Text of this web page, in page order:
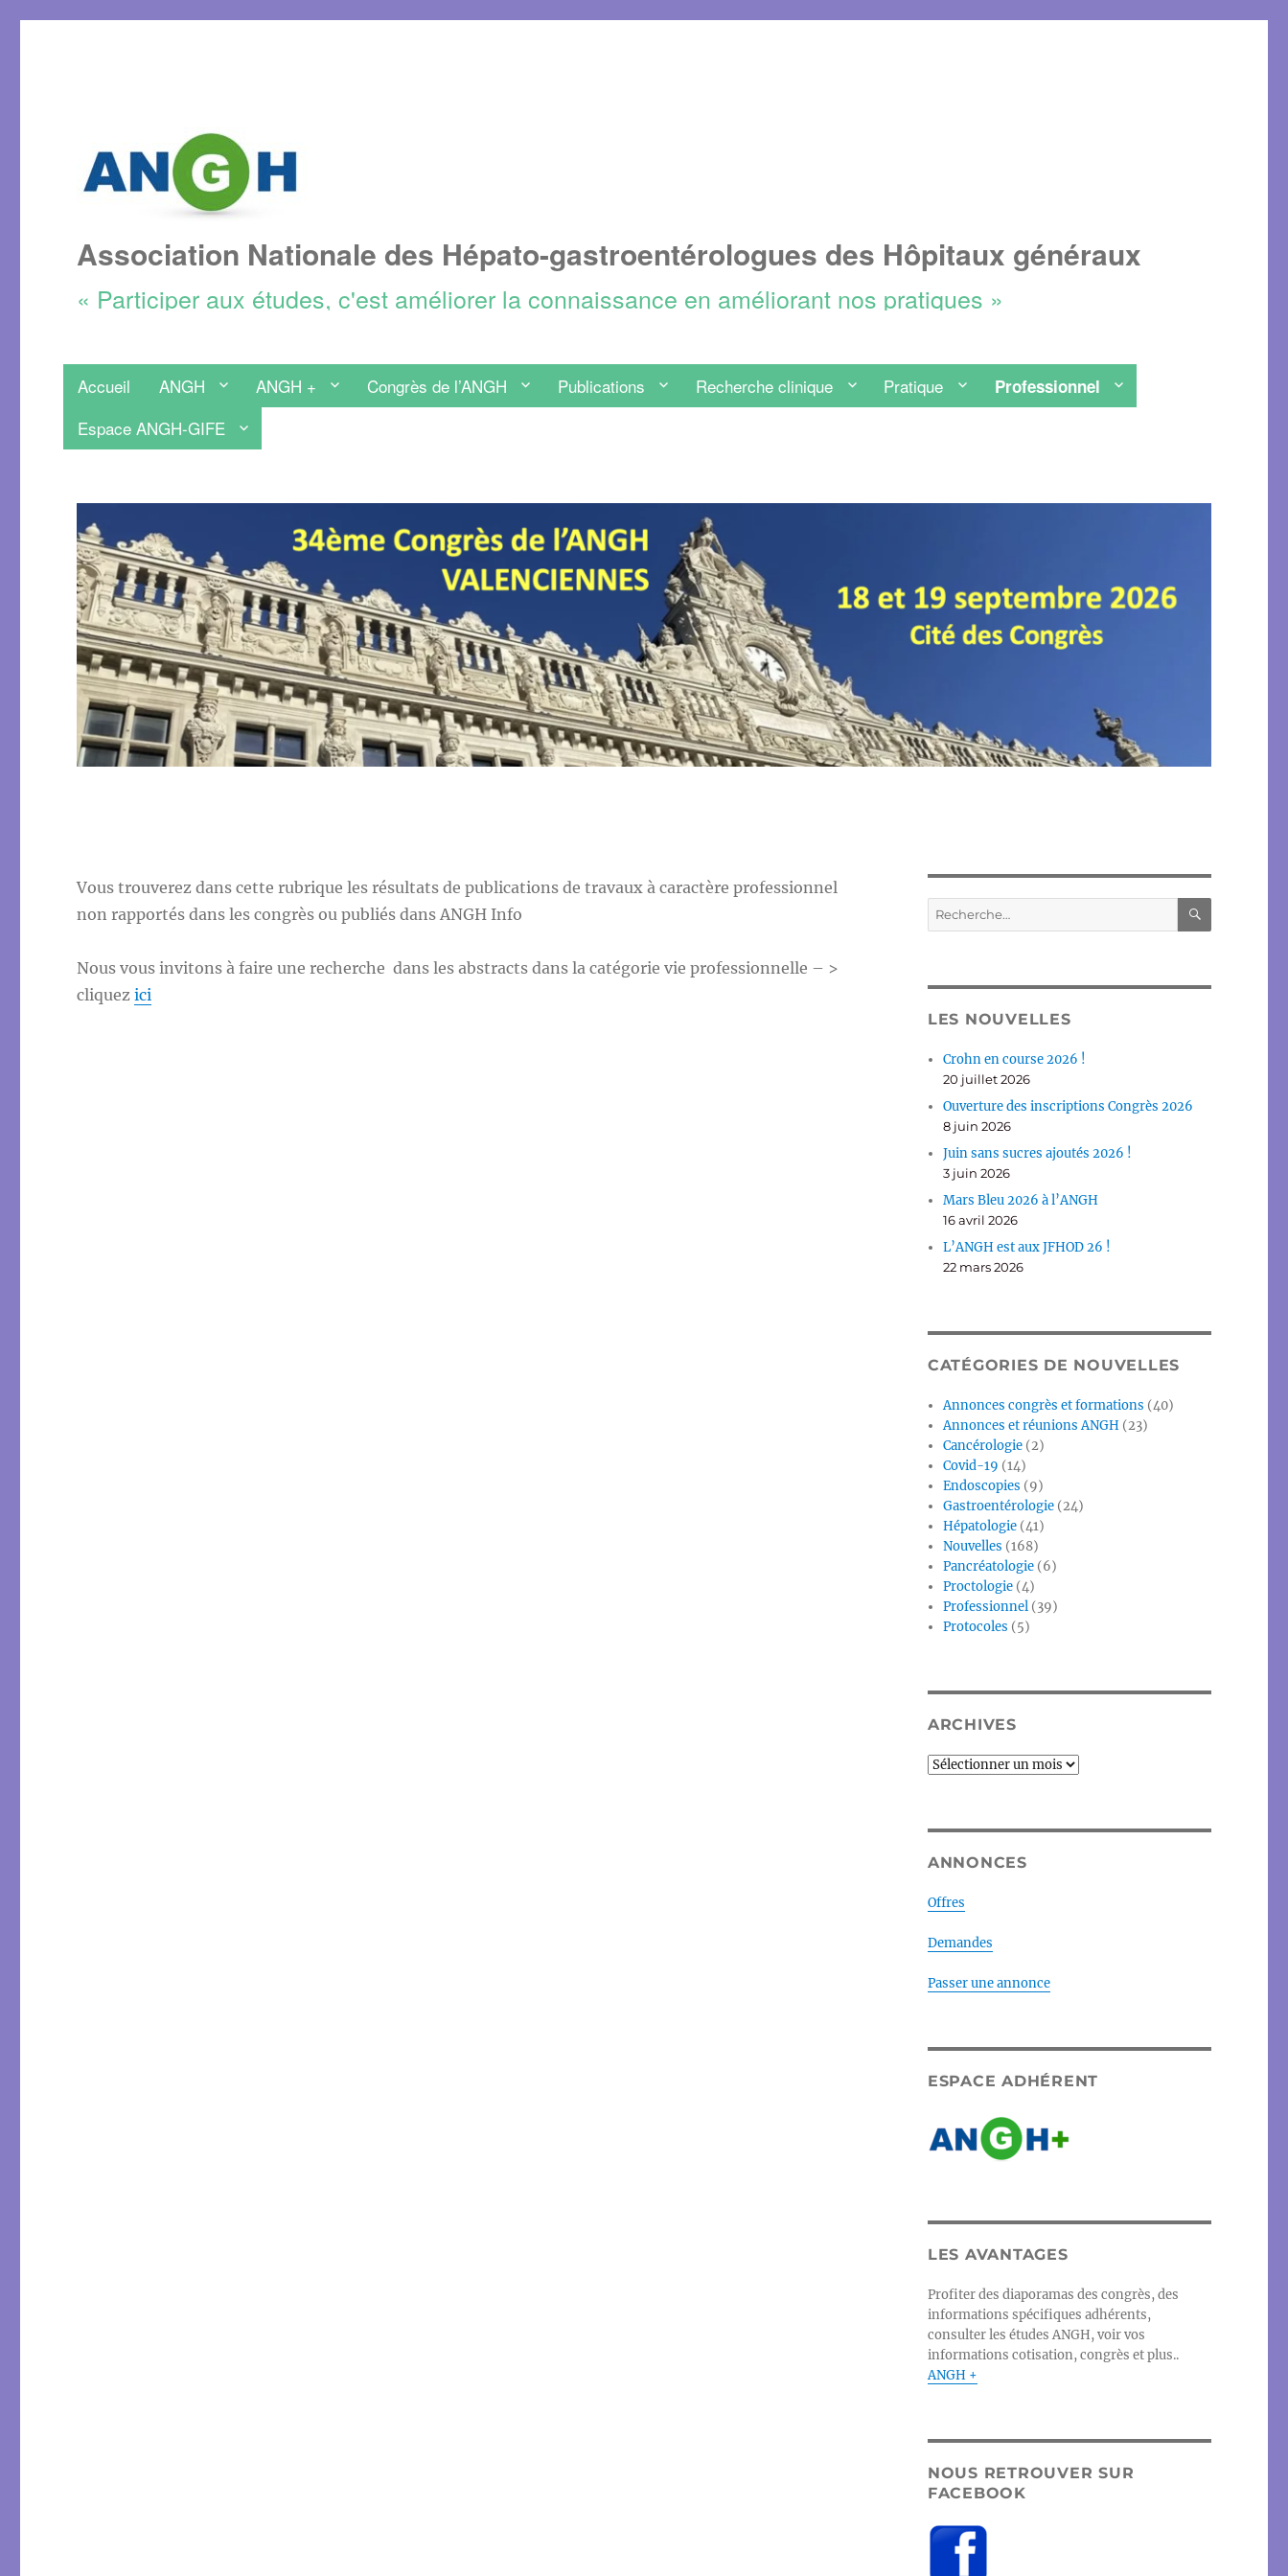
Association Nationale des Hépato-gastroentérologues des Hôpitaux généraux
« Participer aux études, c'est améliorer la connaissance en améliorant nos pratiques »
Accueil ANGH ANGH + Congrès de l’ANGH Publications Recherche clinique Pratique Professionnel
Espace ANGH-GIFE
Vous trouverez dans cette rubrique les résultats de publications de travaux à caractère professionnel
non rapportés dans les congrès ou publiés dans ANGH Info
Nous vous invitons à faire une recherche dans les abstracts dans la catégorie vie professionnelle – >
cliquezici
Recherche
pour :
LES NOUVELLES
Crohn en course 2026 !
20 juillet 2026
Ouverture des inscriptions Congrès 2026
8 juin 2026
Juin sans sucres ajoutés 2026 !
3 juin 2026
Mars Bleu 2026 à l’ANGH
16 avril 2026
L’ANGH est aux JFHOD 26 !
22 mars 2026
CATÉGORIES DE NOUVELLES
Annonces congrès et formations (40)
Annonces et réunions ANGH (23)
Cancérologie (2)
Covid-19 (14)
Endoscopies (9)
Gastroentérologie (24)
Hépatologie (41)
Nouvelles (168)
Pancréatologie (6)
Proctologie (4)
Professionnel (39)
Protocoles (5)
ARCHIVES
Archives
ANNONCES
Offres
Demandes
Passer une annonce
ESPACE ADHÉRENT
LES AVANTAGES
Profiter des diaporamas des congrès, des
informations spécifiques adhérents,
consulter les études ANGH, voir vos
informations cotisation, congrès et plus..
ANGH +
NOUS RETROUVER SUR
FACEBOOK